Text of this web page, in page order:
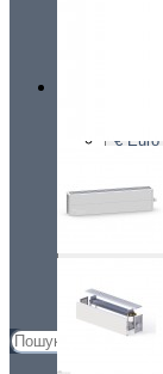
€ Euro
грн.